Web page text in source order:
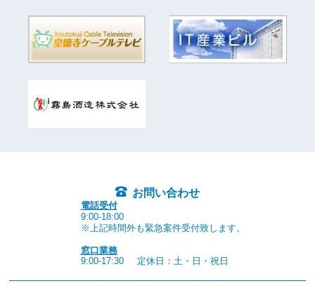
お問い合わせ
電話受付
9:00-18:00
※上記時間外も緊急案件受付致します。
窓口業務
9:00-17:30
定休日：土・日・祝日